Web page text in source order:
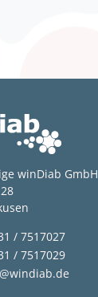
winDiab GmbH
/ 7517027
/ 7517029